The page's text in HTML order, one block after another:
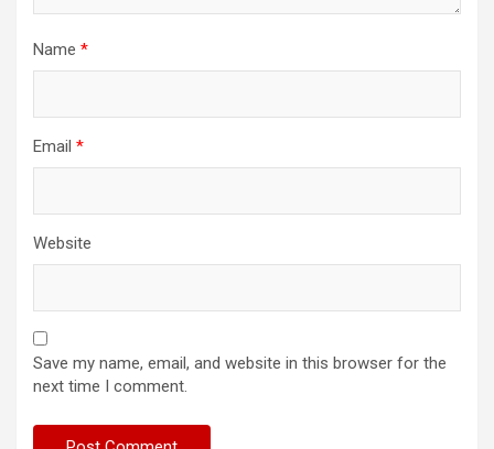
Name *
Email *
Website
Save my name, email, and website in this browser for the
next time I comment.